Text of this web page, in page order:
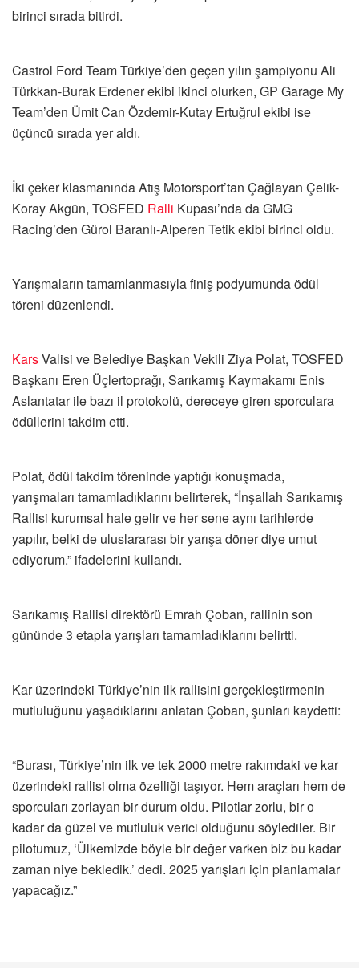
birinci sırada bitirdi.
Castrol Ford Team Türkiye’den geçen yılın şampiyonu Ali
Türkkan-Burak Erdener ekibi ikinci olurken, GP Garage My
Team’den Ümit Can Özdemir-Kutay Ertuğrul ekibi ise
üçüncü sırada yer aldı.
İki çeker klasmanında Atış Motorsport’tan Çağlayan Çelik-
Koray Akgün, TOSFED Ralli Kupası’nda da GMG
Racing’den Gürol Baranlı-Alperen Tetik ekibi birinci oldu.
Yarışmaların tamamlanmasıyla finiş podyumunda ödül
töreni düzenlendi.
KarsValisi ve Belediye Başkan Vekili Ziya Polat, TOSFED
Başkanı Eren Üçlertoprağı, Sarıkamış Kaymakamı Enis
Aslantatar ile bazı il protokolü, dereceye giren sporculara
ödüllerini takdim etti.
Polat, ödül takdim töreninde yaptığı konuşmada,
yarışmaları tamamladıklarını belirterek, “İnşallah Sarıkamış
Rallisi kurumsal hale gelir ve her sene aynı tarihlerde
yapılır, belki de uluslararası bir yarışa döner diye umut
ediyorum.” ifadelerini kullandı.
Sarıkamış Rallisi direktörü Emrah Çoban, rallinin son
gününde 3 etapla yarışları tamamladıklarını belirtti.
Kar üzerindeki Türkiye’nin ilk rallisini gerçekleştirmenin
mutluluğunu yaşadıklarını anlatan Çoban, şunları kaydetti:
“Burası, Türkiye’nin ilk ve tek 2000 metre rakımdaki ve kar
üzerindeki rallisi olma özelliği taşıyor. Hem araçları hem de
sporcuları zorlayan bir durum oldu. Pilotlar zorlu, bir o
kadar da güzel ve mutluluk verici olduğunu söylediler. Bir
pilotumuz, ‘Ülkemizde böyle bir değer varken biz bu kadar
zaman niye bekledik.’ dedi. 2025 yarışları için planlamalar
yapacağız.”